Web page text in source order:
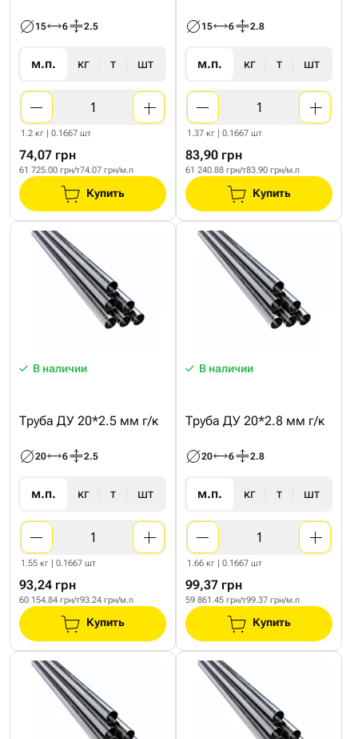
15 6 2.5
м.п. кг т шт
1.2 кг | 0.1667 шт
74,07 грн
61 725.00 грн/т74.07 грн/м.п
Купить
15 6 2.8
м.п. кг т шт
1.37 кг | 0.1667 шт
83,90 грн
61 240.88 грн/т83.90 грн/м.п
Купить
В наличии
Труба ДУ 20*2.5 мм г/к
20 6 2.5
м.п. кг т шт
1.55 кг | 0.1667 шт
93,24 грн
60 154.84 грн/т93.24 грн/м.п
Купить
В наличии
Труба ДУ 20*2.8 мм г/к
20 6 2.8
м.п. кг т шт
1.66 кг | 0.1667 шт
99,37 грн
59 861.45 грн/т99.37 грн/м.п
Купить